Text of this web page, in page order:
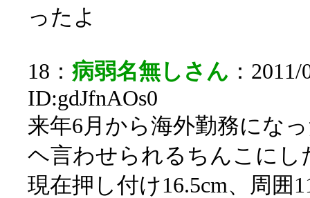
ったよ
18： 病弱名無しさん ：
ID:gdJfnAOs0
来年6月から海外勤務にな
ヘ言わせられるちんこにし
現在押し付け16.5cm、周囲